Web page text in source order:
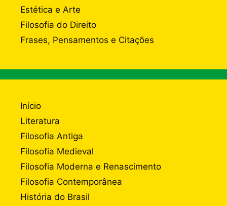
Estética e Arte
Filosofia do Direito
Frases, Pensamentos e Citações
Início
Literatura
Filosofia Antiga
Filosofia Medieval
Filosofia Moderna e Renascimento
Filosofia Contemporânea
História do Brasil